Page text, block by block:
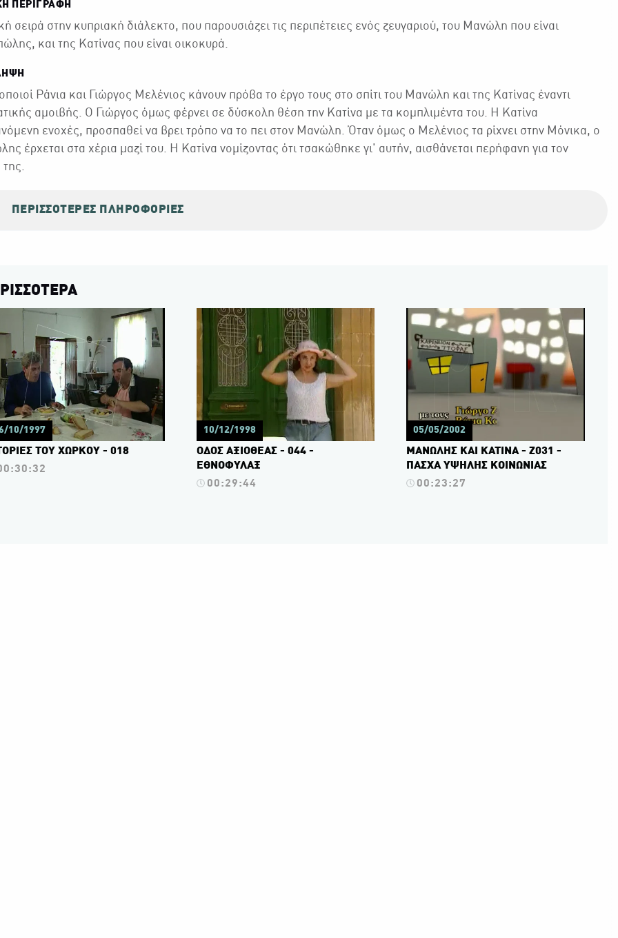
ΠΕΡΙΓΡΑΦΉ
σειρά στην κυπριακή διάλεκτο, που παρουσιάζει τις περιπέτειες ενός ζευγαριού, του Μανώλη που είναι
και της Κατίνας που είναι οικοκυρά.
Ράνια και Γιώργος Μελένιος κάνουν πρόβα το έργο τους στο σπίτι του Μανώλη και της Κατίνας έναντι
αμοιβής. Ο Γιώργος όμως φέρνει σε δύσκολη θέση την Κατίνα με τα κομπλιμέντα του. Η Κατίνα
ενοχές, προσπαθεί να βρει τρόπο να το πει στον Μανώλη. Όταν όμως ο Μελένιος τα ρίχνει στην Μόνικα, ο
έρχεται στα χέρια μαζί του. Η Κατίνα νομίζοντας ότι τσακώθηκε γι' αυτήν, αισθάνεται περήφανη για τον
της.
ΠΕΡΙΣΣΌΤΕΡΕΣ ΠΛΗΡΟΦΟΡΊΕΣ
10/1997
ΤΟΥ ΧΩΡΚΟΥ - 018
10/12/1998
ΟΔΟΣ ΑΞΙΟΘΕΑΣ - 044 -
ΕΘΝΟΦΥΛΑΞ
00:29:44
05/05/2002
ΜΑΝΩΛΗΣ ΚΑΙ ΚΑΤΙΝΑ - Ζ031 -
ΠΑΣΧΑ ΥΨΗΛΗΣ ΚΟΙΝΩΝΙΑΣ
00:23:27